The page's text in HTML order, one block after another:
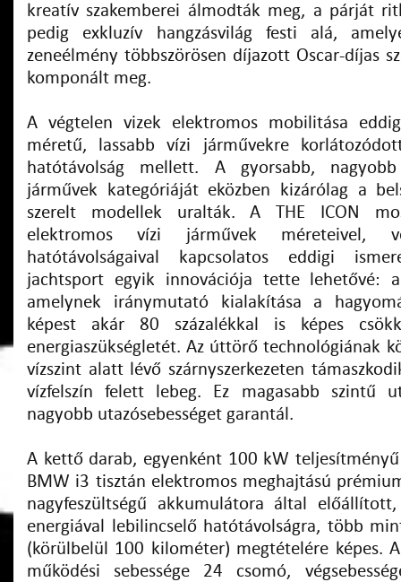
kreatív szakemberei álmodták meg, a párját
pedig exkluzív hangzásvilág festi alá,
zeneélmény többszörösen díjazott Oscar-díjas
komponált meg.
A végtelen vizek elektromos mobilitása
méretű, lassabb vízi járművekre
hatótávolság mellett. A gyorsabb,
járművek kategóriáját eközben kizárólag a
szerelt modellek uralták. A THE ICON
elektromos vízi járművek méreteivel,
hatótávolságaival kapcsolatos eddigi
jachtsport egyik innovációja tette lehetővé:
amelynek iránymutató kialakítása a
képest akár 80 százalékkal is képes
energiaszükségletét. Az úttörő technológiának
vízszint alatt lévő szárnyszerkezeten
vízfelszín felett lebeg. Ez magasabb szintű
nagyobb utazósebességet garantál.
A kettő darab, egyenként 100 kW
BMW i3 tisztán elektromos meghajtású
nagyfeszültségű akkumulátora által
energiával lebilincselő hatótávolságra, több
(körülbelül 100 kilométer) megtételére képes.
működési sebessége 24 csomó,